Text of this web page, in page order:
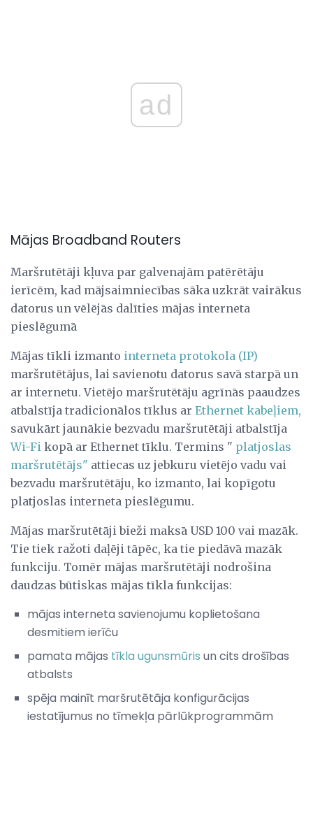
ad
Mājas Broadband Routers
Maršrutētāji kļuva par galvenajām patērētāju
ierīcēm, kad mājsaimniecības sāka uzkrāt vairākus
datorus un vēlējās dalīties mājas interneta
pieslēgumā
Mājas tīkli izmanto interneta protokola (IP)
maršrutētājus, lai savienotu datorus savā starpā un
ar internetu. Vietējo maršrutētāju agrīnās paaudzes
atbalstīja tradicionālos tīklus ar Ethernet kabeļiem,
savukārt jaunākie bezvadu maršrutētāji atbalstīja
Wi-Fi kopā ar Ethernet tīklu. Termins " platjoslas
maršrutētājs" attiecas uz jebkuru vietējo vadu vai
bezvadu maršrutētāju, ko izmanto, lai kopīgotu
platjoslas interneta pieslēgumu.
Mājas maršrutētāji bieži maksā USD 100 vai mazāk.
Tie tiek ražoti daļēji tāpēc, ka tie piedāvā mazāk
funkciju. Tomēr mājas maršrutētāji nodrošina
daudzas būtiskas mājas tīkla funkcijas:
mājas interneta savienojumu koplietošana
desmitiem ierīču
pamata mājas tīkla ugunsmūris un cits drošības
atbalsts
spēja mainīt maršrutētāja konfigurācijas
iestatījumus no tīmekļa pārlūkprogrammām